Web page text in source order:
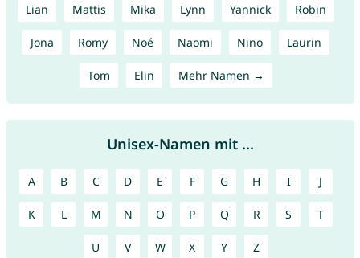
Lian Mattis Mika Lynn Yannick Robin
Jona Romy Noé Naomi Nino Laurin
Tom Elin Mehr Namen →
Unisex-Namen mit ...
A B C D E F G H I J
K L M N O P Q R S T
U V W X Y Z